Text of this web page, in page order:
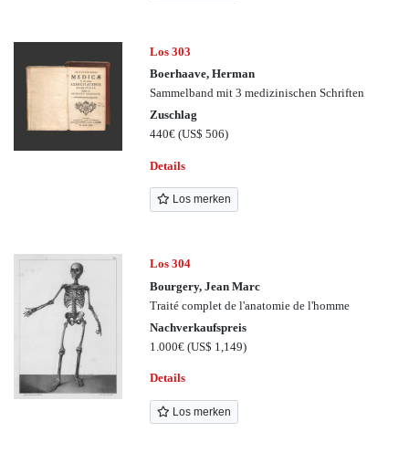
Los 303
Boerhaave, Herman
Sammelband mit 3 medizinischen Schriften
Zuschlag
440€(US$ 506)
Details
Los merken
Los 304
Bourgery, Jean Marc
Traité complet de l'anatomie de l'homme
Nachverkaufspreis
1.000€(US$ 1,149)
Details
Los merken